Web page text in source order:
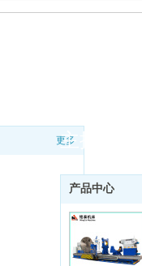
更多
产品中心
主推产品